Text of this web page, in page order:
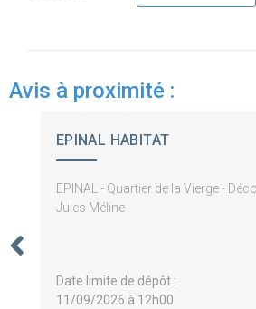
Avis à proximité :
EPINAL HABITAT
EPINAL - Quartier de la Vierge -
Jules Méline
Date limite de dépôt :
11/09/2026 à 12h00